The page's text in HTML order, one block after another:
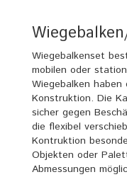
Wiegebalkenset
mobilen oder
Wiegebalken
Konstruktion. Die
sicher gegen
die flexibel
Kontruktion
Objekten oder
Abmessungen